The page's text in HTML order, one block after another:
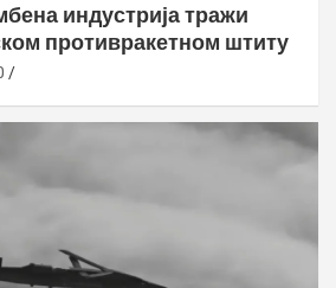
индустрија тражи
противракетном штиту